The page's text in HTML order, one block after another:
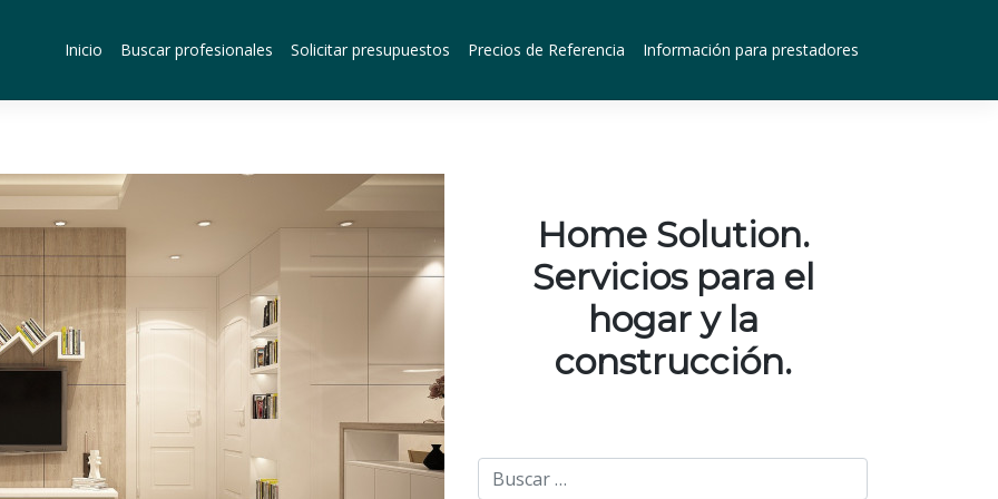
Inicio Buscar profesionales Solicitar presupuestos Precios de Referencia Información para prestadores
Home Solution.
Servicios para el
hogar y la
construcción.